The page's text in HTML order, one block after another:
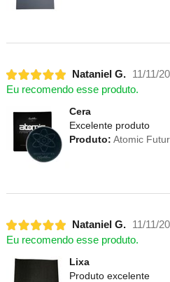
Nataniel G.
11/11/
Eu recomendo esse produto.
Cera
Excelente produto
Produto: Atomic
Nataniel G.
11/11/
Eu recomendo esse produto.
Lixa
Produto excelente